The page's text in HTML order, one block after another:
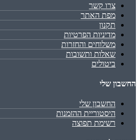
צרו קשר
מפת האתר
תקנון
מדיניות הפרטיות
משלוחים והחזרות
שאלות ותשובות
ביטולים
החשבון שלי
החשבון שלי
היסטוריית ההזמנות
רשימת תפוצה